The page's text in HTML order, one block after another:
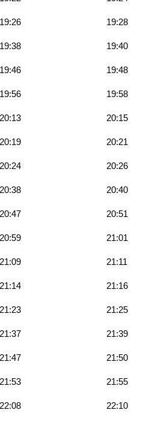
19:26 19:28
19:38 19:40
19:46 19:48
19:56 19:58
20:13 20:15
20:19 20:21
20:24 20:26
20:38 20:40
20:47 20:51
20:59 21:01
21:09 21:11
21:14 21:16
21:23 21:25
21:37 21:39
21:47 21:50
21:53 21:55
22:08 22:10